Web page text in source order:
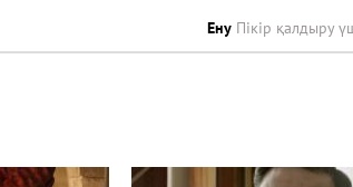
Ену Пікір қалдыру